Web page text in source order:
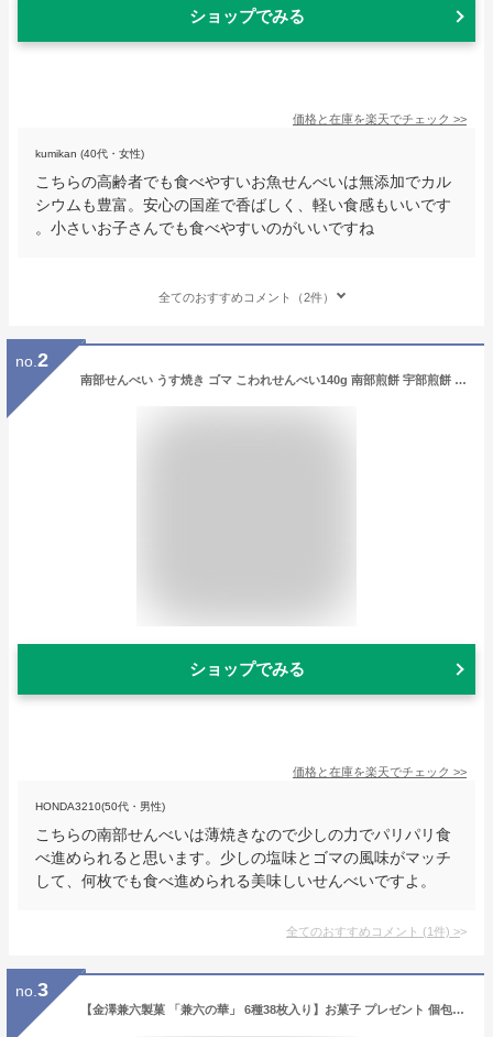
ショップでみる
価格と在庫を楽天でチェック >>
kumikan (40代・女性)
こちらの高齢者でも食べやすいお魚せんべいは無添加でカル
シウムも豊富。安心の国産で香ばしく、軽い食感もいいです
。小さいお子さんでも食べやすいのがいいですね
全てのおすすめコメント（2件）
no. 2
南部せんべい うす焼き ゴマ こわれせんべい140g 南部煎餅 宇部煎餅 訳あり みみ ごま 胡麻 岩手 東北 薄焼き (薄ごま140g)(選べる個数)
ショップでみる
価格と在庫を楽天でチェック >>
HONDA3210(50代・男性)
こちらの南部せんべいは薄焼きなので少しの力でパリパリ食
べ進められると思います。少しの塩味とゴマの風味がマッチ
して、何枚でも食べ進められる美味しいせんべいですよ。
全てのおすすめコメント (1件) >
no. 3
【金澤兼六製菓 「兼六の華」 6種38枚入り】お菓子 プレゼント 個包装 せんべい 大量 お母さん 誕生日プレゼント おかき 詰め合わせ 父の日 おつまみ ギフト 母ギフト プレゼント 敬老の日 お彼岸 お供え 内祝い 御礼 御祝い カレー海老胡椒 煎餅 【送料無料】